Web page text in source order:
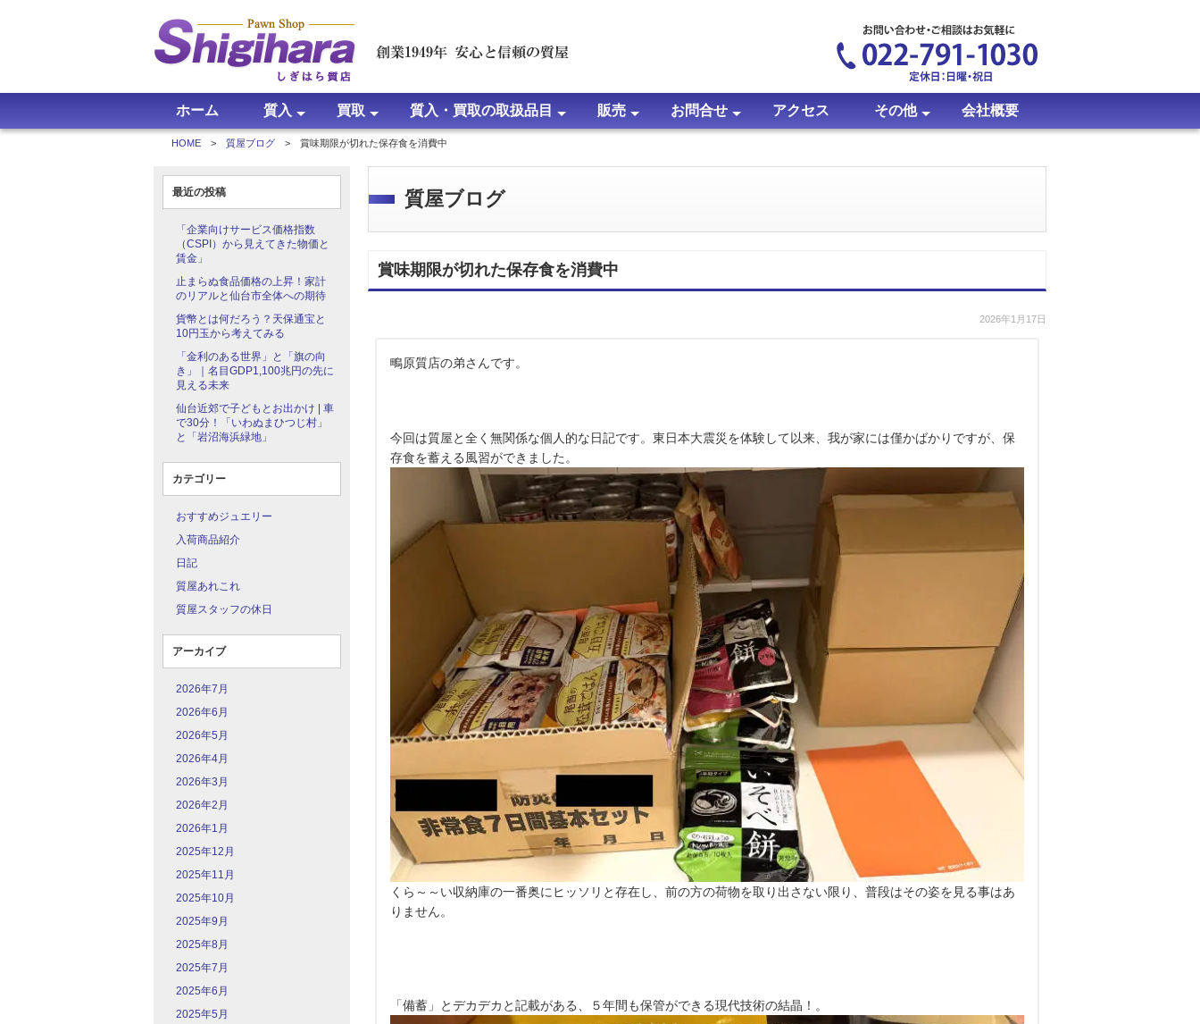
ホーム 質入
質入について
よくある質問
買取
買取について
買取価格
買取実績
よくある質問
質入・買取の取扱品目
時計の質入・買取について
ブランドバッグ・小物の質入・買取について
宝石・ジュエリーの質入・買取について
金・プラチナ等・貴金属の質入・買取について
ブランドジュエリーの質入・買取について
楽器の質入・買取について
家電・パソコン・その他の質入・買取について
販売 お問合せ アクセス その他 会社概要
HOME > 質屋ブログ > 賞味期限が切れた保存食を消費中
最近の投稿
「企業向けサービス価格指数
（CSPI）から見えてきた物価と
賃金」
止まらぬ食品価格の上昇！家計
のリアルと仙台市全体への期待
貨幣とは何だろう？天保通宝と
10円玉から考えてみる
「金利のある世界」と「旗の向
き」｜名目GDP1,100兆円の先に
見える未来
仙台近郊で子どもとお出かけ | 車
で30分！「いわぬまひつじ村」
と「岩沼海浜緑地」
カテゴリー
おすすめジュエリー
入荷商品紹介
日記
質屋あれこれ
質屋スタッフの休日
アーカイブ
2026年7月
2026年6月
2026年5月
2026年4月
2026年3月
2026年2月
2026年1月
2025年12月
2025年11月
2025年10月
2025年9月
2025年8月
2025年7月
2025年6月
2025年5月
質屋ブログ
賞味期限が切れた保存食を消費中
2026年1月17日
鴫原質店の弟さんです。
今回は質屋と全く無関係な個人的な日記です。東日本大震災を体験して以来、我が家には僅かばかりですが、保
存食を蓄える風習ができました。
くら～～い収納庫の一番奥にヒッソリと存在し、前の方の荷物を取り出さない限り、普段はその姿を見る事はあ
りません。
「備蓄」とデカデカと記載がある、５年間も保管ができる現代技術の結晶！。